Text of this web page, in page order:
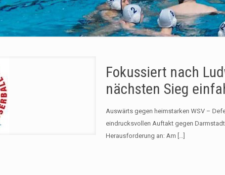
Fokussiert nach
nächsten Sieg
Auswärts gegen heimstarken WSV –
eindrucksvollen Auftakt gegen
Herausforderung an: Am […]